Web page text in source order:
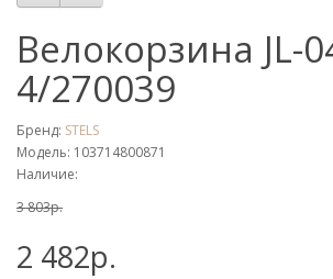
Велокорзина JL-
4/270039
Бренд: STELS
Модель: 103714800871
Наличие:
3 803р.
2 482р.